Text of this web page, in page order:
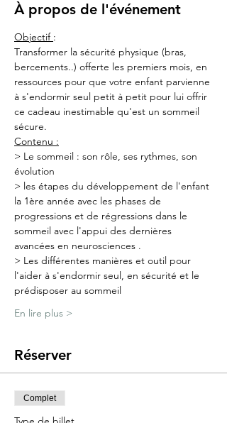
À propos de l'événement
Objectif :
Transformer la sécurité physique (bras,
bercements..) offerte les premiers mois, en
ressources pour que votre enfant parvienne
à s'endormir seul petit à petit pour lui offrir
ce cadeau inestimable qu'est un sommeil
sécure.
Contenu :
> Le sommeil : son rôle, ses rythmes, son
évolution
> les étapes du développement de l'enfant
la 1ère année avec les phases de
progressions et de régressions dans le
sommeil avec l'appui des dernières
avancées en neurosciences .
> Les différentes manières et outil pour
l'aider à s'endormir seul, en sécurité et le
prédisposer au sommeil
En lire plus >
Réserver
Complet